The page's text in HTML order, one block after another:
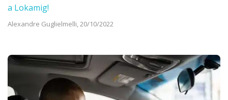
a Lokamig!
Alexandre Guglielmelli,20/10/2022